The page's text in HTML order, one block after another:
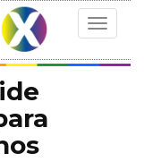
Toggle